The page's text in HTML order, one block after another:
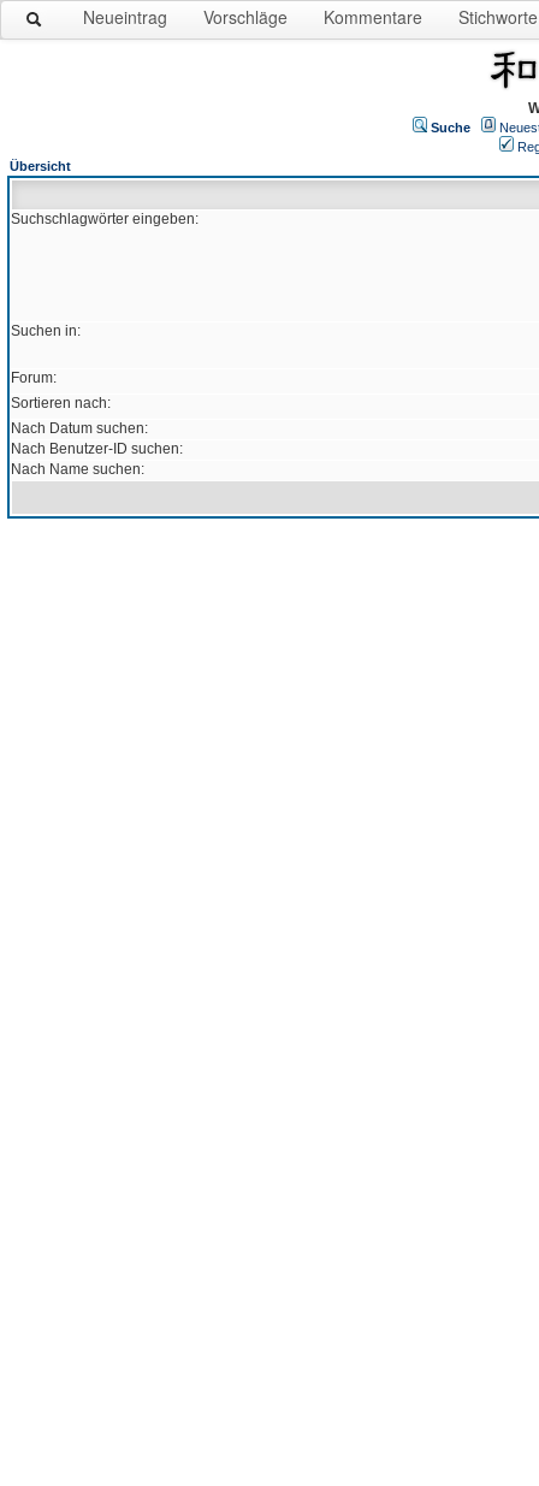
Neueintrag Vorschläge Kommentare Stichworte
Suche
Übersicht
Suchschlagwörter eingeben:
Suchen in:
Forum:
Sortieren nach:
Nach Datum suchen:
Nach Benutzer-ID suchen:
Nach Name suchen: